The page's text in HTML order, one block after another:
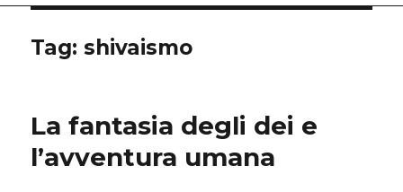
Tag: shivaismo
La fantasia degli dei e
l’avventura umana